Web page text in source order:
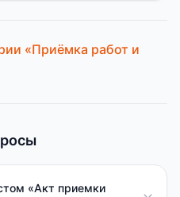
«Приёмка работ и
«Акт приемки